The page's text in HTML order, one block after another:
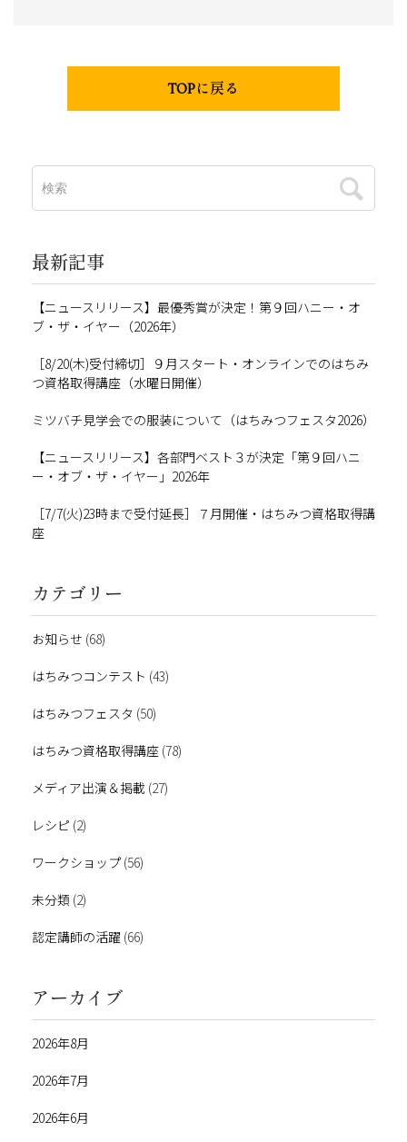
TOPに戻る
最新記事
【ニュースリリース】最優秀賞が決定！第９回ハニー・オ
ブ・ザ・イヤー（2026年）
［8/20(木)受付締切］９月スタート・オンラインでのはちみ
つ資格取得講座（水曜日開催）
ミツバチ見学会での服装について（はちみつフェスタ2026）
【ニュースリリース】各部門ベスト３が決定「第９回ハニ
ー・オブ・ザ・イヤー」2026年
［7/7(火)23時まで受付延長］７月開催・はちみつ資格取得講
座
カテゴリー
お知らせ (68)
はちみつコンテスト (43)
はちみつフェスタ (50)
はちみつ資格取得講座 (78)
メディア出演＆掲載 (27)
レシピ (2)
ワークショップ (56)
未分類 (2)
認定講師の活躍 (66)
アーカイブ
2026年8月
2026年7月
2026年6月